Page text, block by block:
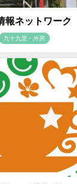
報ネットワーク
九十九里・外房